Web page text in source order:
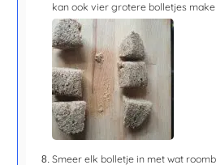
kan ook vier grotere bolletjes
Smeer elk bolletje in met wat